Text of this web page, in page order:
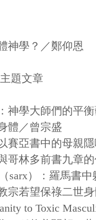
神學？／鄭仰恩
題文章
神學大師們的平
體／曾宗盛
賽亞書中的母親
哥林多前書九章
sarx）：羅馬書
宗若望保祿二世
to Toxic